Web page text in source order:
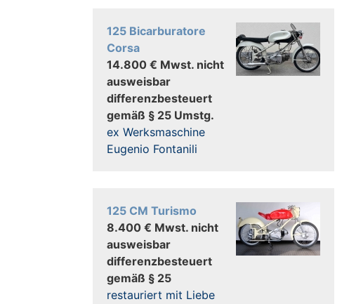
125 Bicarburatore
Corsa
14.800 € Mwst. nicht
ausweisbar
differenzbesteuert
gemäß § 25 Umstg.
ex Werksmaschine
Eugenio Fontanili
125 CM Turismo
8.400 € Mwst. nicht
ausweisbar
differenzbesteuert
gemäß § 25
restauriert mit Liebe